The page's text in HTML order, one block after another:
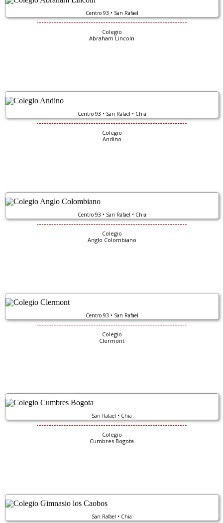
Centro 93 • San Rafael
Colegio
Abraham Lincoln
Centro 93 • San Rafael • Chia
Colegio
Andino
Centro 93 • San Rafael • Chia
Colegio
Anglo Colombiano
Centro 93 • San Rafael
Colegio
Clermont
San Rafael • Chia
Colegio
Cumbres Bogota
San Rafael • Chia